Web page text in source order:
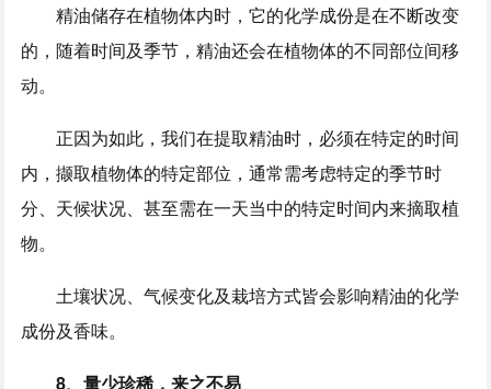
精油储存在植物体内时，它的化学成份是在不断改变
的，随着时间及季节，精油还会在植物体的不同部位间移
动。
正因为如此，我们在提取精油时，必须在特定的时间
内，撷取植物体的特定部位，通常需考虑特定的季节时
分、天候状况、甚至需在一天当中的特定时间内来摘取植
物。
土壤状况、气候变化及栽培方式皆会影响精油的化学
成份及香味。
8、量少珍稀，来之不易